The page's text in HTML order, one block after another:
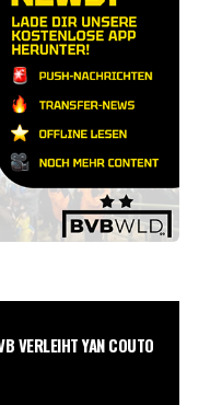
VERLEIHT YAN COUTO